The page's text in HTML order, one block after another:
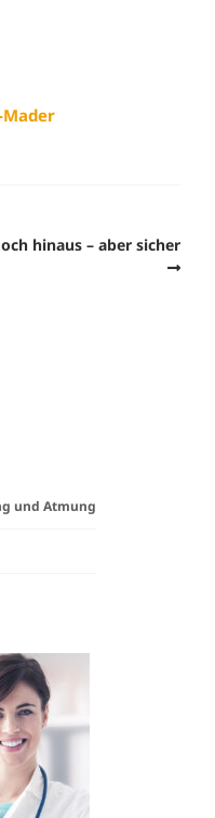
hinaus – aber sicher
und Atmung